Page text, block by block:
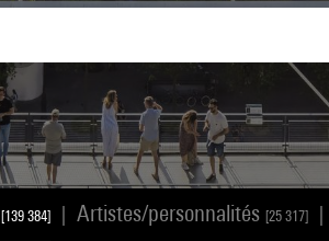
[139 384] Artistes/personnalités [25 317]